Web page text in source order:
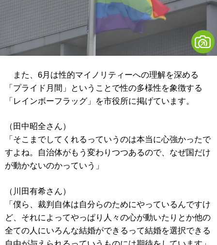
また、6月は性的マイノリティーへの理解を深める
「プライド月間」ということで性の多様性を象徴する
「レインボーフラッグ」を市役所に掲げています。
（田中昭全さん）
「そこまでしてくれるっていうのは本当に心強かったで
すよね。自治体がもう変わりつつあるので、なぜ国だけ
が動かないのかっていう」
（川田有希さん）
「僕ら、裁判自体は自分らのためにやっているんですけ
ど、それによってやっぱり人々の心が動いたりとか他の
全ての人にいろんな結婚ができるって結婚を選択できる